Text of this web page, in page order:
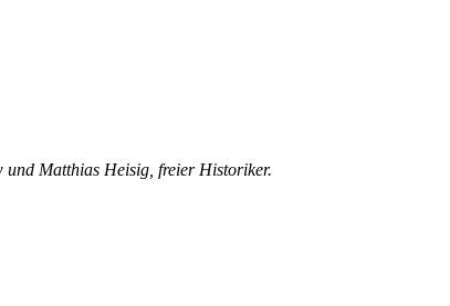
Matthias Heisig, freier Historiker.